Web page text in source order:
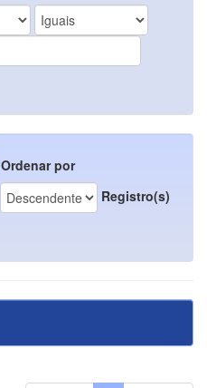
Ordenar por
Registro(s)